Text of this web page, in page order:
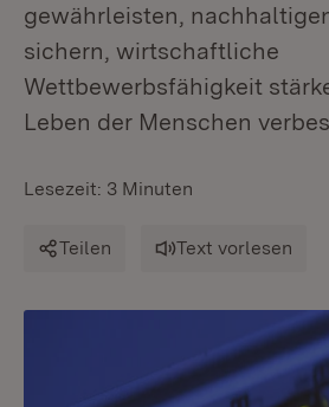
gewährleisten,
sichern, wirtschaftliche
Wettbewerbsfähigkeit
Leben der Menschen
Lesezeit: 3 Minuten
Teilen Text vorlesen